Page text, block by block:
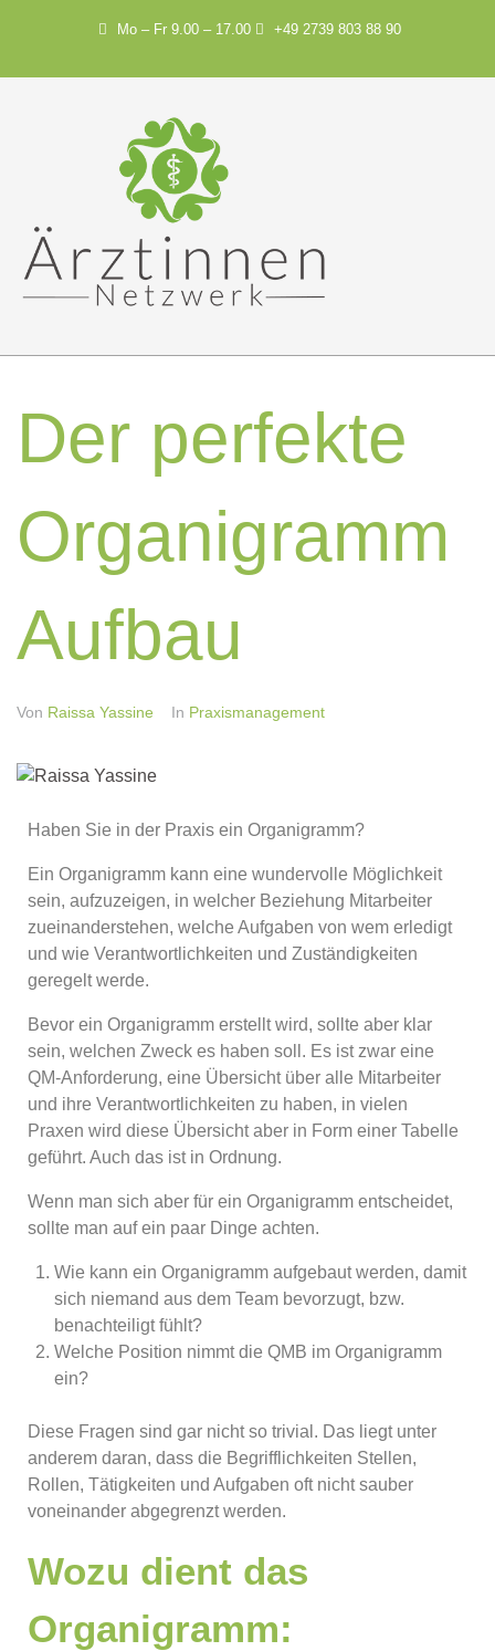
Mo – Fr 9.00 – 17.00 +49 2739 803 88 90
Der perfekte
Organigramm
Aufbau
Von Raissa Yassine In Praxismanagement
Haben Sie in der Praxis ein Organigramm?
Ein Organigramm kann eine wundervolle Möglichkeit
sein, aufzuzeigen, in welcher Beziehung Mitarbeiter
zueinanderstehen, welche Aufgaben von wem erledigt
und wie Verantwortlichkeiten und Zuständigkeiten
geregelt werde.
Bevor ein Organigramm erstellt wird, sollte aber klar
sein, welchen Zweck es haben soll. Es ist zwar eine
QM-Anforderung, eine Übersicht über alle Mitarbeiter
und ihre Verantwortlichkeiten zu haben, in vielen
Praxen wird diese Übersicht aber in Form einer Tabelle
geführt. Auch das ist in Ordnung.
Wenn man sich aber für ein Organigramm entscheidet,
sollte man auf ein paar Dinge achten.
Wie kann ein Organigramm aufgebaut werden, damit
sich niemand aus dem Team bevorzugt, bzw.
benachteiligt fühlt?
Welche Position nimmt die QMB im Organigramm
ein?
Diese Fragen sind gar nicht so trivial. Das liegt unter
anderem daran, dass die Begrifflichkeiten Stellen,
Rollen, Tätigkeiten und Aufgaben oft nicht sauber
voneinander abgegrenzt werden.
Wozu dient das
Organigramm: